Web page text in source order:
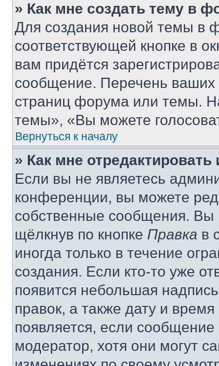
» Как мне создать тему в
Для создания новой темы в
соответствующей кнопке в
вам придётся
сообщение. Перечень ваших
страниц форума или темы.
темы», «Вы можете
Вернуться к началу
» Как мне
Если вы не являетесь
конференции, вы можете
собственные сообщения. Вы
щёлкнув по кнопке Правка в
иногда только в течение
создания. Если кто-то уже
появится небольшая
правок, а также дату и
появляется, если
модератор, хотя они могут